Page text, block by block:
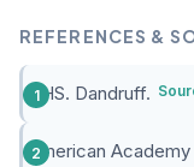
REFERENCES &
NHS. Dandruff.
American